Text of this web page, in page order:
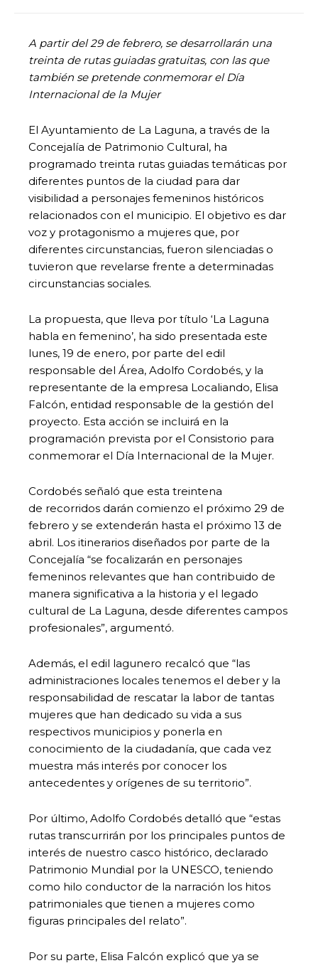
A partir del 29 de febrero, se desarrollarán una
treinta de rutas guiadas gratuitas, con las que
también se pretende conmemorar el Día
Internacional de la Mujer
El Ayuntamiento de La Laguna, a través de la
Concejalía de Patrimonio Cultural, ha
programado treinta rutas guiadas temáticas por
diferentes puntos de la ciudad para dar
visibilidad a personajes femeninos históricos
relacionados con el municipio. El objetivo es dar
voz y protagonismo a mujeres que, por
diferentes circunstancias, fueron silenciadas o
tuvieron que revelarse frente a determinadas
circunstancias sociales.
La propuesta, que lleva por título ‘La Laguna
habla en femenino’, ha sido presentada este
lunes, 19 de enero, por parte del edil
responsable del Área, Adolfo Cordobés, y la
representante de la empresa Localiando, Elisa
Falcón, entidad responsable de la gestión del
proyecto. Esta acción se incluirá en la
programación prevista por el Consistorio para
conmemorar el Día Internacional de la Mujer.
Cordobés señaló que esta treintena
de recorridos darán comienzo el próximo 29 de
febrero y se extenderán hasta el próximo 13 de
abril. Los itinerarios diseñados por parte de la
Concejalía “se focalizarán en personajes
femeninos relevantes que han contribuido de
manera significativa a la historia y el legado
cultural de La Laguna, desde diferentes campos
profesionales”, argumentó.
Además, el edil lagunero recalcó que “las
administraciones locales tenemos el deber y la
responsabilidad de rescatar la labor de tantas
mujeres que han dedicado su vida a sus
respectivos municipios y ponerla en
conocimiento de la ciudadanía, que cada vez
muestra más interés por conocer los
antecedentes y orígenes de su territorio”.
Por último, Adolfo Cordobés detalló que “estas
rutas transcurrirán por los principales puntos de
interés de nuestro casco histórico, declarado
Patrimonio Mundial por la UNESCO, teniendo
como hilo conductor de la narración los hitos
patrimoniales que tienen a mujeres como
figuras principales del relato”.
Por su parte, Elisa Falcón explicó que ya se